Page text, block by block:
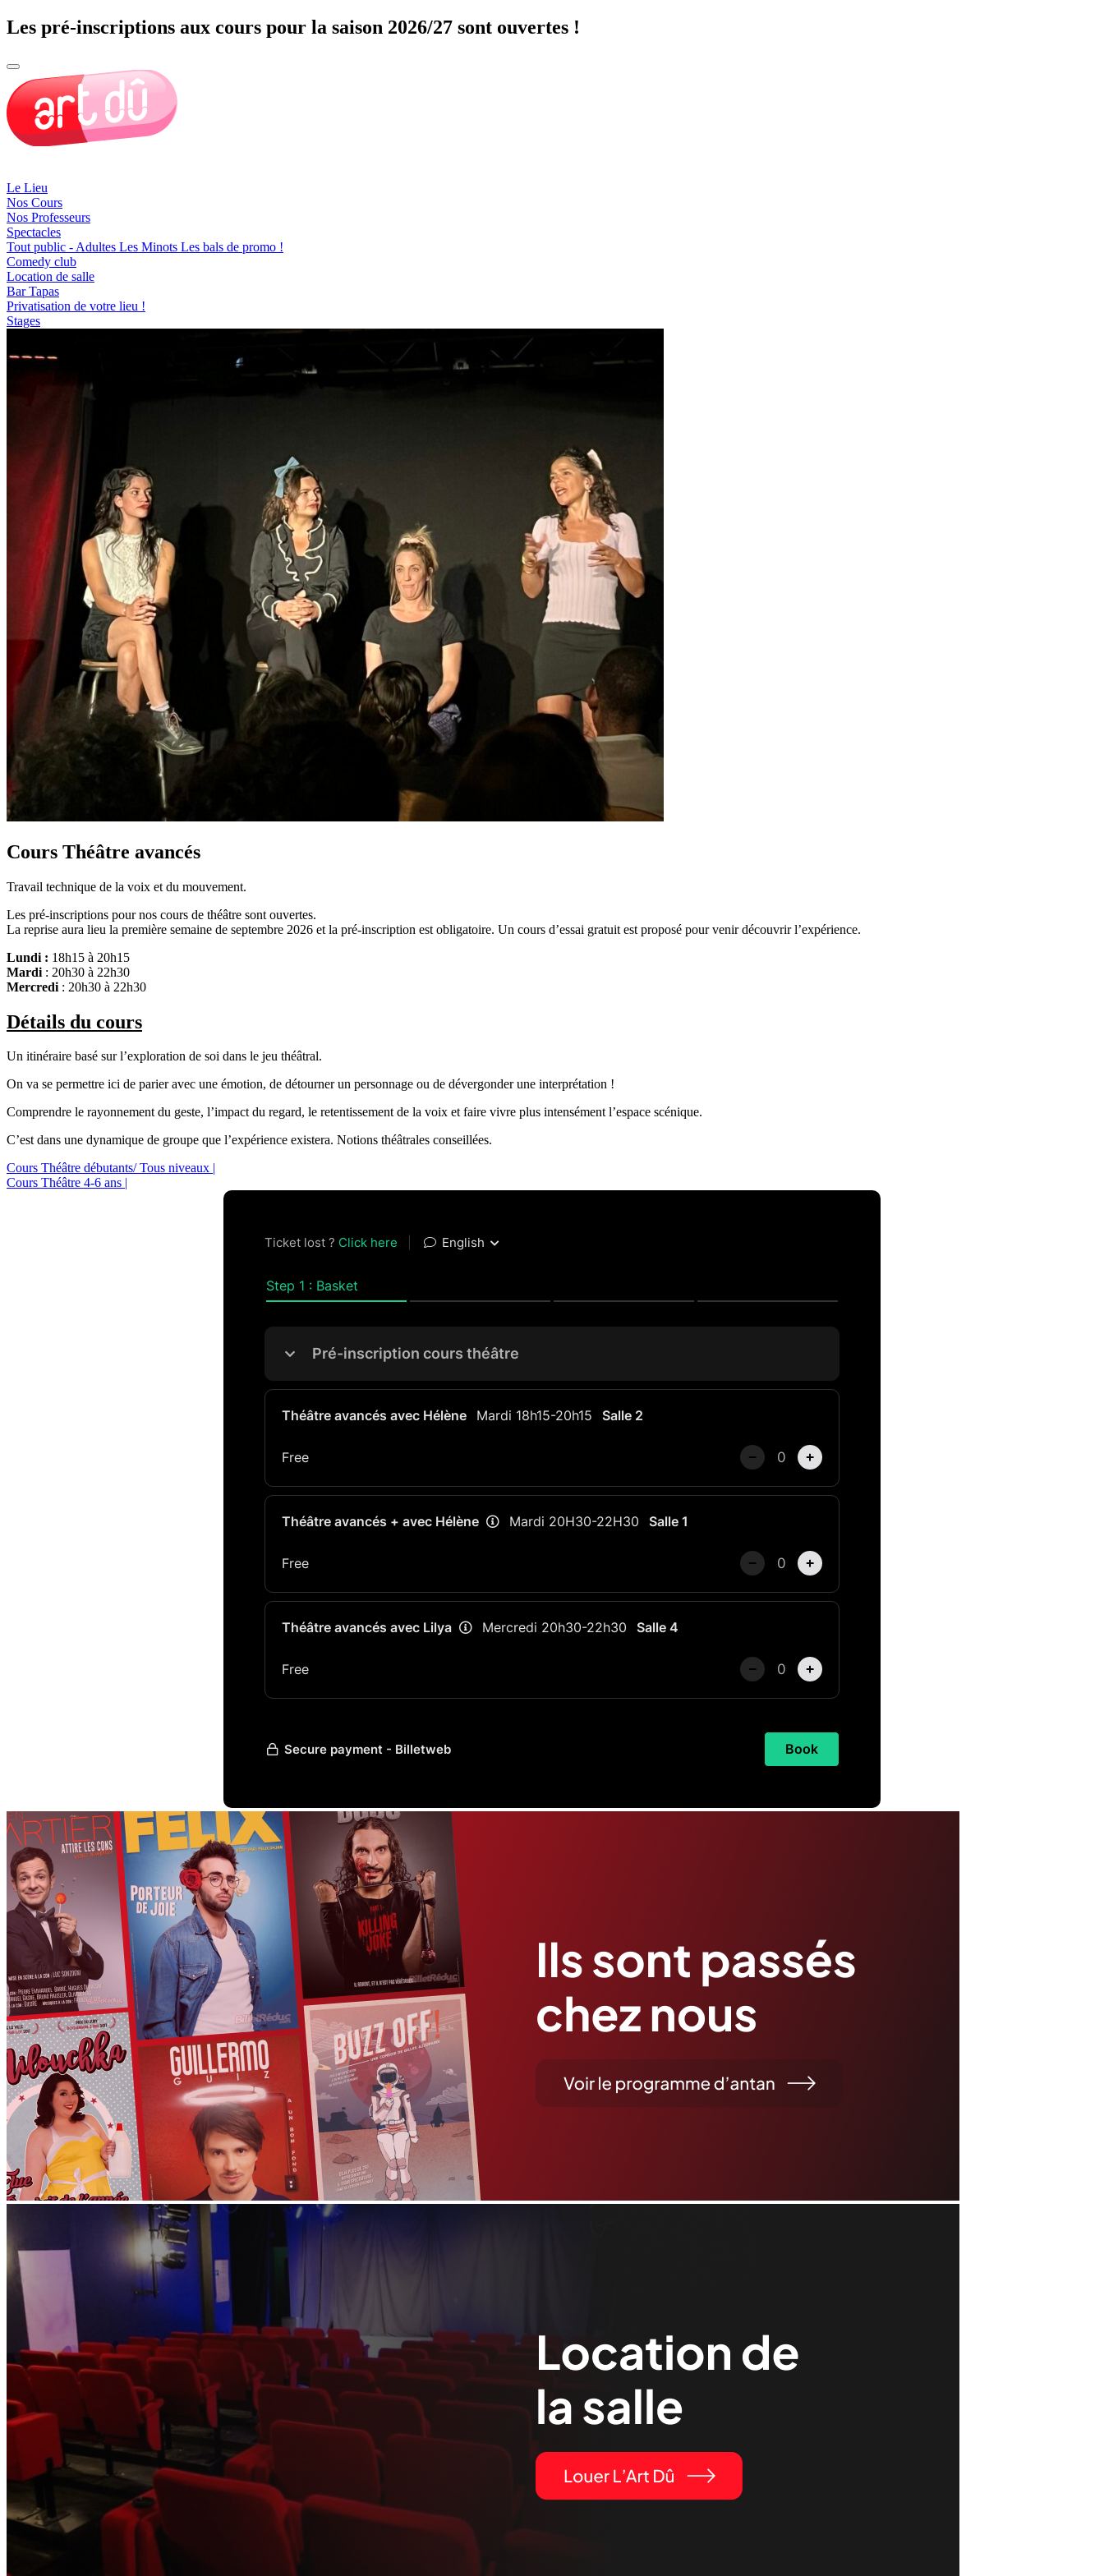
Les pré-inscriptions aux cours pour la saison 2026/27 sont ouvertes !
Le Lieu
Nos Cours
Nos Professeurs
Spectacles
Tout public - Adultes Les Minots Les bals de promo !
Comedy club
Location de salle
Bar Tapas
Privatisation de votre lieu !
Stages
Cours Théâtre avancés
Travail technique de la voix et du mouvement.
Les pré-inscriptions pour nos cours de théâtre sont ouvertes.
La reprise aura lieu la première semaine de septembre 2026 et la pré-inscription est obligatoire. Un cours d’essai gratuit est proposé pour venir découvrir l’expérience.
Lundi : 18h15 à 20h15
Mardi : 20h30 à 22h30
Mercredi : 20h30 à 22h30
Détails du cours
Un itinéraire basé sur l’exploration de soi dans le jeu théâtral.
On va se permettre ici de parier avec une émotion, de détourner un personnage ou de dévergonder une interprétation !
Comprendre le rayonnement du geste, l’impact du regard, le retentissement de la voix et faire vivre plus intensément l’espace scénique.
C’est dans une dynamique de groupe que l’expérience existera. Notions théâtrales conseillées.
Cours Théâtre débutants/ Tous niveaux |
Cours Théâtre 4-6 ans |